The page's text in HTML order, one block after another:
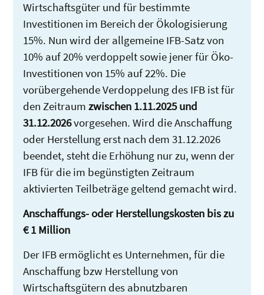
Wirtschaftsgüter und für bestimmte
Investitionen im Bereich der Ökologisierung
15%. Nun wird der allgemeine IFB-Satz von
10% auf 20% verdoppelt sowie jener für Öko-
Investitionen von 15% auf 22%. Die
vorübergehende Verdoppelung des IFB ist für
den Zeitraum zwischen 1.11.2025 und
31.12.2026vorgesehen. Wird die Anschaffung
oder Herstellung erst nach dem 31.12.2026
beendet, steht die Erhöhung nur zu, wenn der
IFB für die im begünstigten Zeitraum
aktivierten Teilbeträge geltend gemacht wird.
Anschaffungs- oder Herstellungskosten bis zu
€ 1 Million
Der IFB ermöglicht es Unternehmen, für die
Anschaffung bzw Herstellung von
Wirtschaftsgütern des abnutzbaren